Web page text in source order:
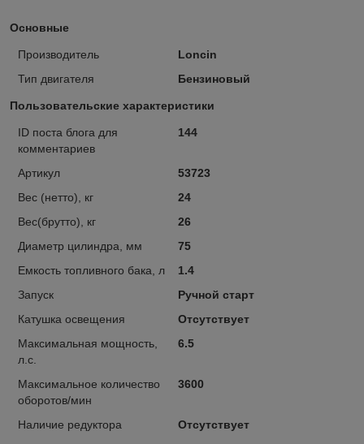
Основные
Производитель
Loncin
Тип двигателя
Бензиновый
Пользовательские характеристики
ID поста блога для
комментариев
144
Артикул
53723
Вес (нетто), кг
24
Вес(брутто), кг
26
Диаметр цилиндра, мм
75
Емкость топливного бака, л
1.4
Запуск
Ручной старт
Катушка освещения
Отсутствует
Максимальная мощность,
л.с.
6.5
Максимальное количество
оборотов/мин
3600
Наличие редуктора
Отсутствует